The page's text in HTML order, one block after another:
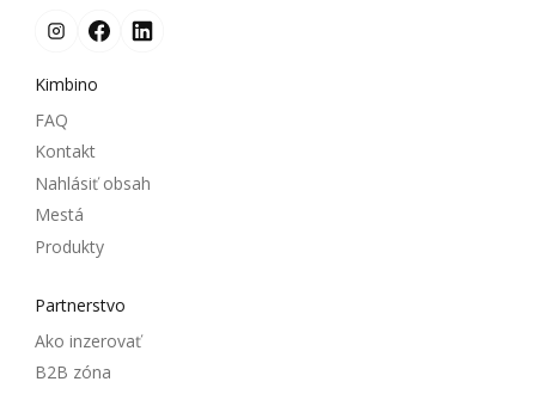
Kimbino
FAQ
Kontakt
Nahlásiť obsah
Mestá
Produkty
Partnerstvo
Ako inzerovať
B2B zóna